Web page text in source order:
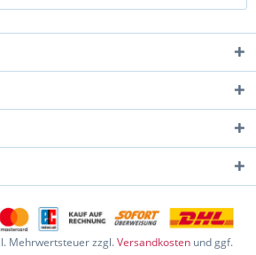
Mehrwertsteuer zzgl.Versandkosten und ggf.